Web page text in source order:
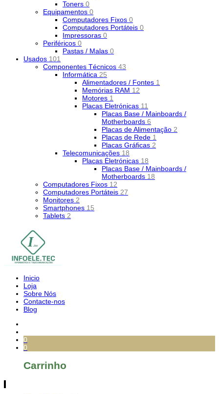
Toners 0
Equipamentos 0
Computadores Fixos 0
Computadores Portáteis 0
Impressoras 0
Periféricos 0
Pastas / Malas 0
Usados 101
Componentes Técnicos 43
Informática 25
Alimentadores / Fontes 1
Memórias RAM 12
Motores 1
Placas Eletrónicas 11
Placas Base / Mainboards /
Motherboards 6
Placas de Alimentação 2
Placas de Rede 1
Placas Gráficas 2
Telecomunicações 18
Placas Eletrónicas 18
Placas Base / Mainboards /
Motherboards 18
Computadores Fixos 12
Computadores Portáteis 27
Monitores 2
Smartphones 15
Tablets 2
Inicio
Loja
Sobre Nós
Contacte-nos
Blog
0
0
Carrinho